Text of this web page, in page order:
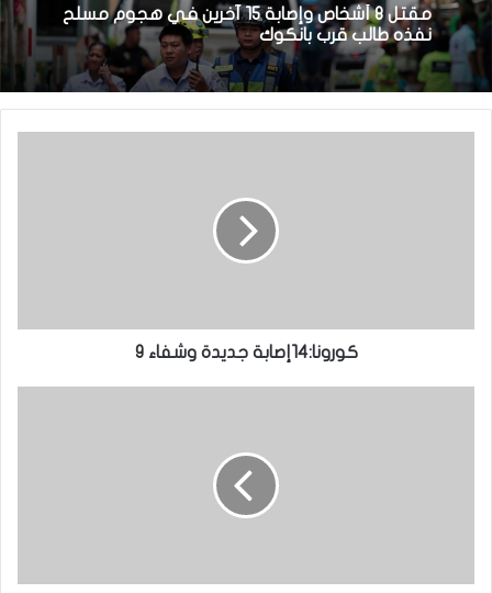
مقتل 8 أشخاص وإصابة 15 آخرين في هجوم مسلح
نفذه طالب قرب بانكوك
كورونا:14إصابة جديدة وشفاء 9